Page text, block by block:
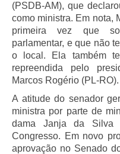
(PSDB-AM), que
como ministra. Em nota,
primeira vez que
parlamentar, e que não
o local. Ela também
repreendida pelo
Marcos Rogério (PL-RO).
A atitude do senador
ministra por parte de
dama Janja da Silva
Congresso. Em novo
aprovação no Senado